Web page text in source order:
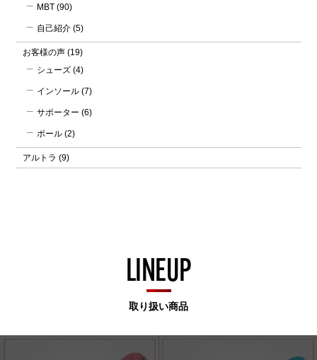
MBT (90)
自己紹介 (5)
お客様の声 (19)
シューズ (4)
インソール (7)
サポーター (6)
ポール (2)
アルトラ (9)
LINEUP
取り扱い商品